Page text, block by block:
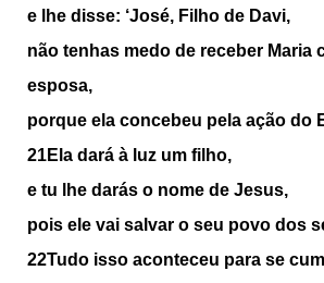
e lhe disse: ‘José, Filho de Davi,
não tenhas medo de receber Maria
esposa,
porque ela concebeu pela ação do
21Ela dará à luz um filho,
e tu lhe darás o nome de Jesus,
pois ele vai salvar o seu povo dos
22Tudo isso aconteceu para se